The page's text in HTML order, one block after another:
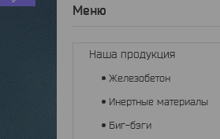
Наша продукция
Железобетон
Инертные материалы
Биг-бэги